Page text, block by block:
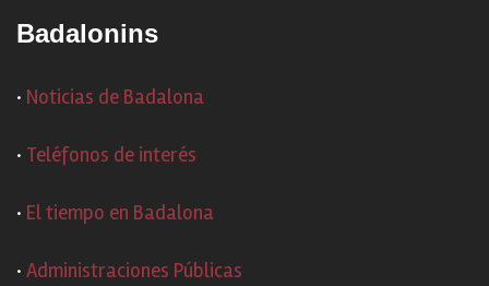
Badalonins
· Noticias de Badalona
· Teléfonos de interés
· El tiempo en Badalona
· Administraciones Públicas